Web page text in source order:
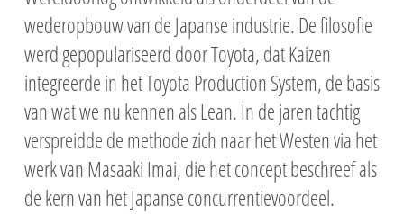
wederopbouw van de Japanse industrie. De filosofie
werd gepopulariseerd door Toyota, dat Kaizen
integreerde in het Toyota Production System, de basis
van wat we nu kennen als Lean. In de jaren tachtig
verspreidde de methode zich naar het Westen via het
werk van Masaaki Imai, die het concept beschreef als
de kern van het Japanse concurrentievoordeel.